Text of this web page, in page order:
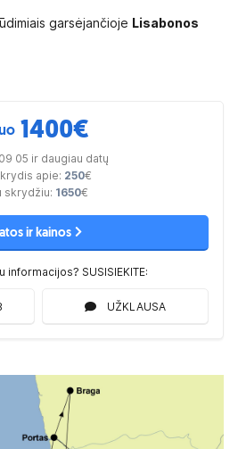
garsėjančioje Lisabonos
1400€
05 ir daugiau datų
apie: 250€
skrydžiu: 1650€
ir kainos
informacijos? SUSISIEKITE:
UŽKLAUSA